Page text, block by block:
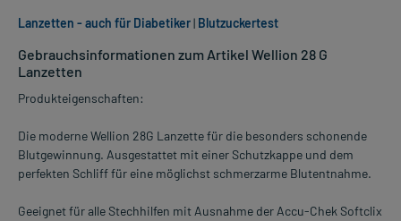
Gebrauchsinformationen zum Artikel Wellion 28 G
Lanzetten
Produkteigenschaften:
Die moderne Wellion 28G Lanzette für die besonders schonende
Blutgewinnung. Ausgestattet mit einer Schutzkappe und dem
perfekten Schliff für eine möglichst schmerzarme Blutentnahme.
Geeignet für alle Stechhilfen mit Ausnahme der Accu-Chek Softclix
Lanzetten - auch für Diabetiker| Blutzuckertest